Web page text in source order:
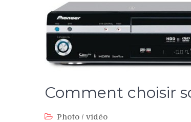
Comment choisir
Photo / vidéo